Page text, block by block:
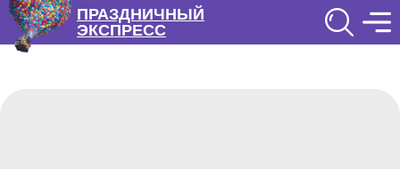
ПРАЗДНИЧНЫЙ
ЭКСПРЕСС